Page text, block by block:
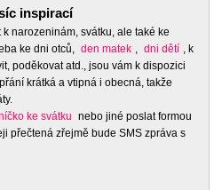
inspirací
narozeninám, svátku, ale také ke
ke dni otců, den matek , dni dětí , k
poděkovat atd., jsou vám k dispozici
krátká a vtipná i obecná, takže
ke svátku nebo jiné poslat formou
přečtená zřejmě bude SMS zpráva s